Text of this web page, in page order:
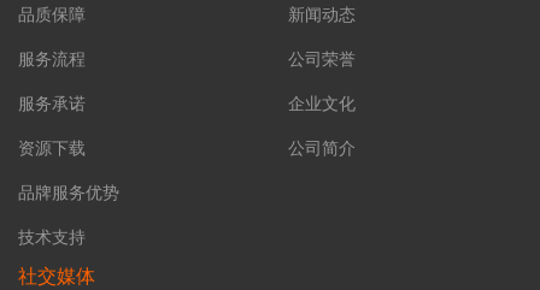
品质保障
服务流程
服务承诺
资源下载
品牌服务优势
技术支持
新闻动态
公司荣誉
企业文化
公司简介
社交媒体